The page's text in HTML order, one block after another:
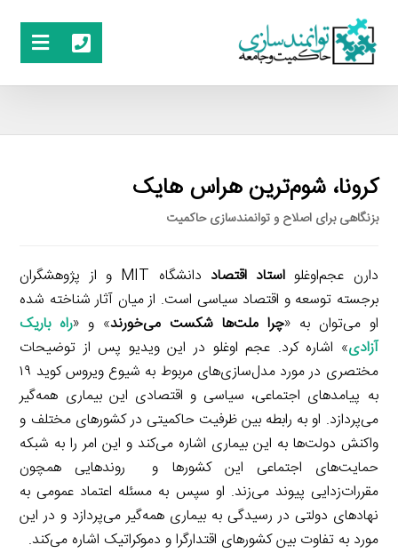
کرونا، شوم‌ترین هراس هایک
بزنگاهی برای اصلاح و توانمندسازی حاکمیت
دارن عجم‌اوغلو استاد اقتصاد
دانشگاه MIT و از پژوهشگران
برجسته توسعه و اقتصاد سیاسی است. از میان آثار شناخته شده
او می‌توان به «چرا ملت‌ها شکست می‌خورند» و «راه باریک
آزادی» اشاره کرد. عجم اوغلو در این ویدیو پس از توضیحات
مختصری در مورد مدل‌سازی‌های مربوط به شیوع ویروس کوید ۱۹
به پیامدهای اجتماعی، سیاسی و اقتصادی این بیماری همه‌گیر
می‌پردازد. او به رابطه بین ظرفیت حاکمیتی در کشورهای مختلف و
واکنش دولت‌ها به این بیماری اشاره می‌کند و این امر را به شبکه
حمایت‌های اجتماعی این کشورها و روندهایی همچون
مقررات‌زدایی پیوند می‌زند. او سپس به مسئله اعتماد عمومی به
نهادهای دولتی در رسیدگی به بیماری همه‌گیر می‌پردازد و در این
مورد به تفاوت بین کشورهای اقتدارگرا و دموکراتیک اشاره می‌کند.